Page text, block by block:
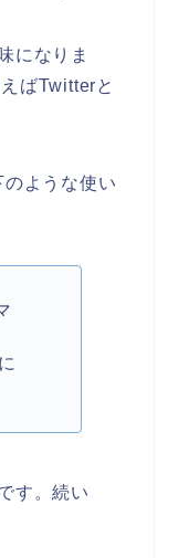
になりま
ばTwitterと
ような使い
す。続い